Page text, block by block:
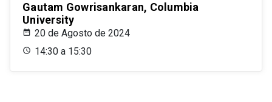
Gautam Gowrisankaran, Columbia
University
20 de Agosto de 2024
14:30 a 15:30